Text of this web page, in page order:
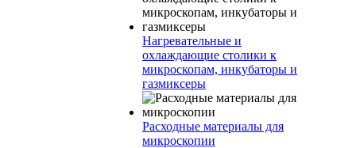
Нагревательные и
охлаждающие столики к
микроскопам, инкубаторы и
газмиксеры
Расходные материалы для
микроскопии